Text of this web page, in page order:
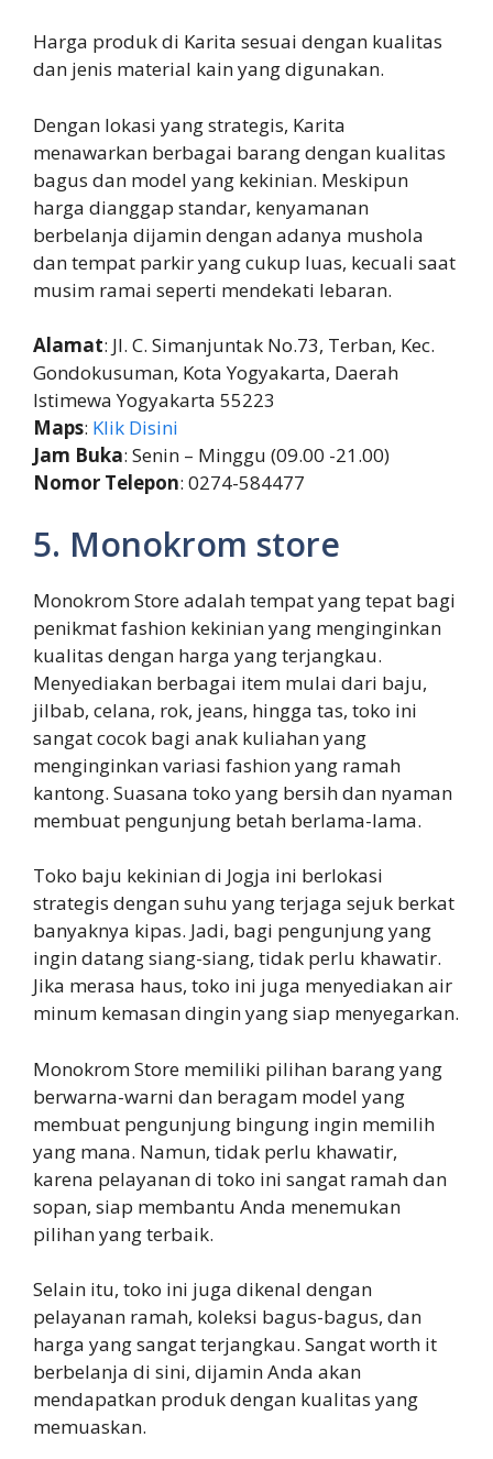
Harga produk di Karita sesuai dengan kualitas
dan jenis material kain yang digunakan.
Dengan lokasi yang strategis, Karita
menawarkan berbagai barang dengan kualitas
bagus dan model yang kekinian. Meskipun
harga dianggap standar, kenyamanan
berbelanja dijamin dengan adanya mushola
dan tempat parkir yang cukup luas, kecuali saat
musim ramai seperti mendekati lebaran.
Alamat: Jl. C. Simanjuntak No.73, Terban, Kec.
Gondokusuman, Kota Yogyakarta, Daerah
Istimewa Yogyakarta 55223
Maps: Klik Disini
Jam Buka: Senin – Minggu (09.00 -21.00)
Nomor Telepon: 0274-584477
5. Monokrom store
Monokrom Store adalah tempat yang tepat bagi
penikmat fashion kekinian yang menginginkan
kualitas dengan harga yang terjangkau.
Menyediakan berbagai item mulai dari baju,
jilbab, celana, rok, jeans, hingga tas, toko ini
sangat cocok bagi anak kuliahan yang
menginginkan variasi fashion yang ramah
kantong. Suasana toko yang bersih dan nyaman
membuat pengunjung betah berlama-lama.
Toko baju kekinian di Jogja ini berlokasi
strategis dengan suhu yang terjaga sejuk berkat
banyaknya kipas. Jadi, bagi pengunjung yang
ingin datang siang-siang, tidak perlu khawatir.
Jika merasa haus, toko ini juga menyediakan air
minum kemasan dingin yang siap menyegarkan.
Monokrom Store memiliki pilihan barang yang
berwarna-warni dan beragam model yang
membuat pengunjung bingung ingin memilih
yang mana. Namun, tidak perlu khawatir,
karena pelayanan di toko ini sangat ramah dan
sopan, siap membantu Anda menemukan
pilihan yang terbaik.
Selain itu, toko ini juga dikenal dengan
pelayanan ramah, koleksi bagus-bagus, dan
harga yang sangat terjangkau. Sangat worth it
berbelanja di sini, dijamin Anda akan
mendapatkan produk dengan kualitas yang
memuaskan.